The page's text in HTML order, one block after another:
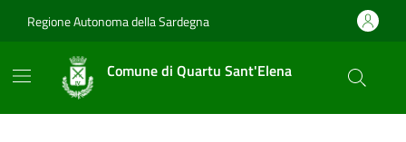
Regione Autonoma della Sardegna
Comune di Quartu Sant'Elena